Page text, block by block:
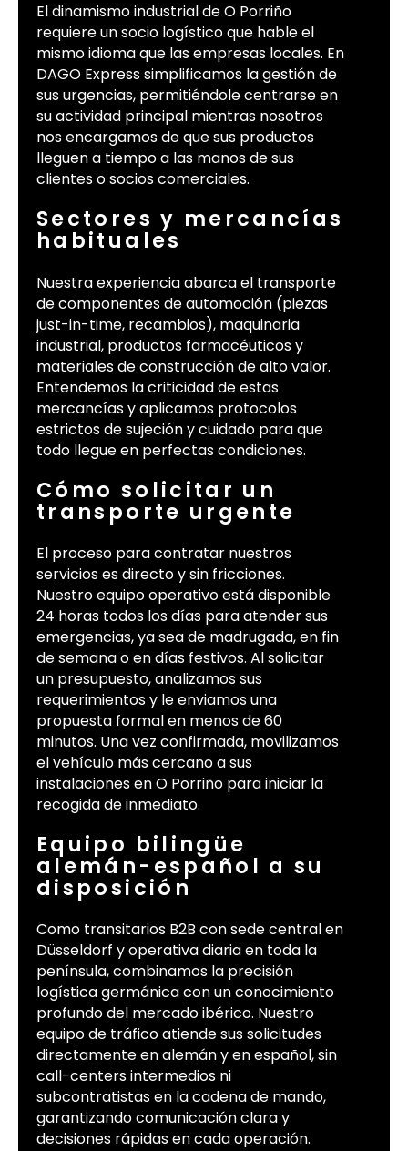
El dinamismo industrial de O Porriño
requiere un socio logístico que hable el
mismo idioma que las empresas locales. En
DAGO Express simplificamos la gestión de
sus urgencias, permitiéndole centrarse en
su actividad principal mientras nosotros
nos encargamos de que sus productos
lleguen a tiempo a las manos de sus
clientes o socios comerciales.
Sectores y mercancías
habituales
Nuestra experiencia abarca el transporte
de componentes de automoción (piezas
just-in-time, recambios), maquinaria
industrial, productos farmacéuticos y
materiales de construcción de alto valor.
Entendemos la criticidad de estas
mercancías y aplicamos protocolos
estrictos de sujeción y cuidado para que
todo llegue en perfectas condiciones.
Cómo solicitar un
transporte urgente
El proceso para contratar nuestros
servicios es directo y sin fricciones.
Nuestro equipo operativo está disponible
24 horas todos los días para atender sus
emergencias, ya sea de madrugada, en fin
de semana o en días festivos. Al solicitar
un presupuesto, analizamos sus
requerimientos y le enviamos una
propuesta formal en menos de 60
minutos. Una vez confirmada, movilizamos
el vehículo más cercano a sus
instalaciones en O Porriño para iniciar la
recogida de inmediato.
Equipo bilingüe
alemán-español a su
disposición
Como transitarios B2B con sede central en
Düsseldorf y operativa diaria en toda la
península, combinamos la precisión
logística germánica con un conocimiento
profundo del mercado ibérico. Nuestro
equipo de tráfico atiende sus solicitudes
directamente en alemán y en español, sin
call-centers intermedios ni
subcontratistas en la cadena de mando,
garantizando comunicación clara y
decisiones rápidas en cada operación.